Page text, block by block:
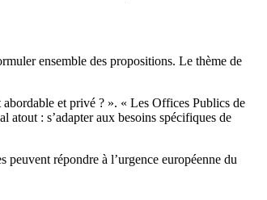
ensemble des propositions. Le thème de
et privé ? ». « Les Offices Publics de
: s’adapter aux besoins spécifiques de
répondre à l’urgence européenne du